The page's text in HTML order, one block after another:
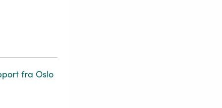
fra Oslo